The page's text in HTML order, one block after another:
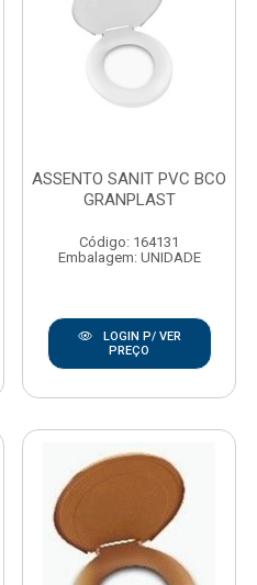
ASSENTO SANIT PVC BCO
GRANPLAST
Código: 164131
Embalagem: UNIDADE
LOGIN P/ VER
PREÇO